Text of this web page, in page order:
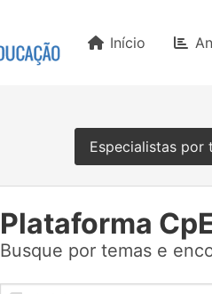
Início
Especialistas por
Plataforma
Busque por temas e